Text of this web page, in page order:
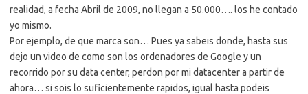
realidad, a fecha Abril de 2009, no llegan a 50.000…. los he contado
yo mismo.
Por ejemplo, de que marca son… Pues ya sabeis donde, hasta sus
dejo un video de como son los ordenadores de Google y un
recorrido por su data center, perdon por mi datacenter a partir de
ahora… si sois lo suficientemente rapidos, igual hasta podeis